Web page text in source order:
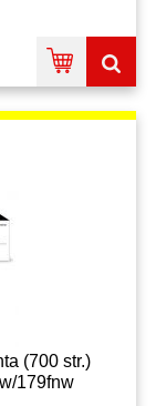
(700 str.)
179fnw